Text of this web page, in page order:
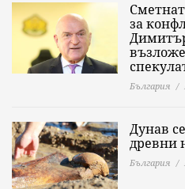
за
България
Дунав
древни
България